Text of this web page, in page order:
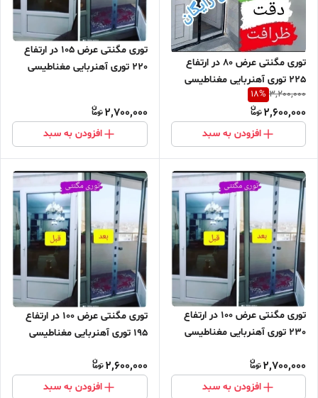
توری مگنتی عرض 80 در ارتفاع
225 توری آهنربایی مغناطیسی
مگنتیک توری پشه پشه بند پرده
مگنتی پرده توری بالکن توری
مغازه پرده مغازه
3,200,000
18%
2,600,000
افزودن به سبد
توری مگنتی عرض 105 در ارتفاع
220 توری آهنربایی مغناطیسی
مغازه پرده مغازه
2,700,000
افزودن به سبد
توری مگنتی عرض 100 در ارتفاع
230 توری آهنربایی مغناطیسی
مگنتی پرده توری بالکن توری
مغازه پرده مغازه
2,700,000
افزودن به سبد
توری مگنتی عرض 100 در ارتفاع
195 توری آهنربایی مغناطیسی
مگنتی پرده توری بالکن توری
مغازه پرده مغازه
2,600,000
افزودن به سبد